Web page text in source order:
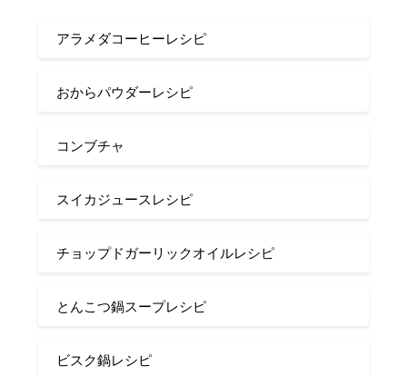
アラメダコーヒーレシピ
おからパウダーレシピ
コンブチャ
スイカジュースレシピ
チョップドガーリックオイルレシピ
とんこつ鍋スープレシピ
ビスク鍋レシピ